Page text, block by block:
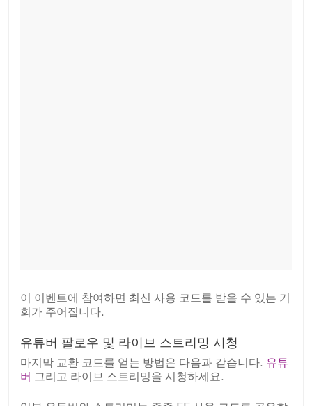
이 이벤트에 참여하면 최신 사용 코드를 받을 수 있는 기
회가 주어집니다.
유튜버 팔로우 및 라이브 스트리밍 시청
마지막 교환 코드를 얻는 방법은 다음과 같습니다. 유튜
버 그리고 라이브 스트리밍을 시청하세요.